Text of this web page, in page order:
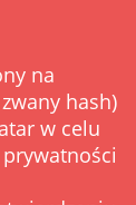
na
hash)
w celu